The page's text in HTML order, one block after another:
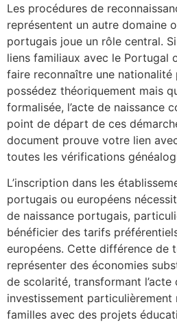
Les procédures de
représentent un autre domaine
portugais joue un rôle central.
liens familiaux avec le Portugal
faire reconnaître une
possédez théoriquement mais
formalisée, l’acte de naissance
point de départ de ces
document prouve votre lien
toutes les vérifications
L’inscription dans les
portugais ou européens
de naissance portugais,
bénéficier des tarifs
européens. Cette différence de
représenter des économies
de scolarité, transformant l’acte
investissement particulièrement
familles avec des projets